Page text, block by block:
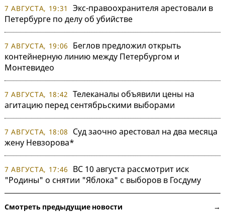
7 АВГУСТА, 19:31
Экс-правоохранителя арестовали в
Петербурге по делу об убийстве
7 АВГУСТА, 19:06
Беглов предложил открыть
контейнерную линию между Петербургом и
Монтевидео
7 АВГУСТА, 18:42 Телеканалы объявили цены на
агитацию перед сентябрьскими выборами
7 АВГУСТА, 18:08
Суд заочно арестовал на два месяца
жену Невзорова*
7 АВГУСТА, 17:46
ВС 10 августа рассмотрит иск
"Родины" о снятии "Яблока" с выборов в Госдуму
Смотреть предыдущие новости →